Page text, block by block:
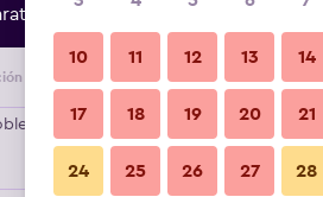
de precio por noche
Proveedor Total noche
Tipo
$183.518
10 11 12 13 14
17 18 19 20 21
24 25 26 27 28